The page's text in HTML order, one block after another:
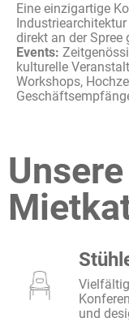
Eine einzigartige
Industriearchitektur
direkt an der Spree
Events:
kulturelle
Workshops,
Unsere
und